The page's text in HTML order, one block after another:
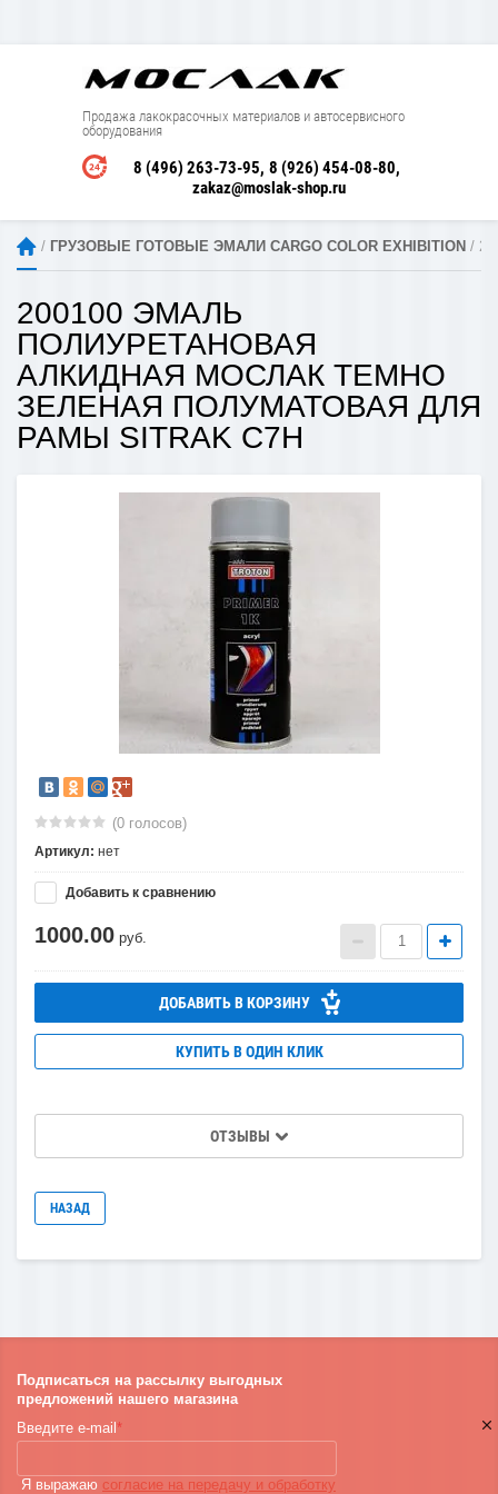
Продажа лакокрасочных материалов и автосервисного
оборудования
8 (496) 263-73-95 8 (926) 454-08-80
zakaz@moslak-shop.ru
/ ГРУЗОВЫЕ ГОТОВЫЕ ЭМАЛИ CARGO COLOR EXHIBITION /
200100 ЭМАЛЬ
ПОЛИУРЕТАНОВАЯ
АЛКИДНАЯ МОСЛАК ТЕМНО
ЗЕЛЕНАЯ ПОЛУМАТОВАЯ ДЛЯ
РАМЫ SITRAK C7H
(0 голосов)
Артикул: нет
Добавить к сравнению
1000.00 руб.
ДОБАВИТЬ В КОРЗИНУ
КУПИТЬ В ОДИН КЛИК
ОТЗЫВЫ
НАЗАД
Подписаться на рассылку выгодных
предложений нашего магазина
Введите e-mail *
Я выражаю согласие на передачу и обработку